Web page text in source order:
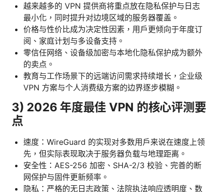
越来越多的 VPN 提供商将重点放在隐私保护与日志
最小化，同时提升对边境区域的服务器覆盖。
价格与性价比成为决定性因素，用户更倾向于年度订
阅、家庭计划与多设备支持。
零信任网络、设备级加密与本地化隐私保护成为额外
的卖点。
教育与工作场景下的远端访问需求持续增长，企业级
VPN 方案与个人消费级方案的边界逐步模糊。
3) 2026 年度最佳 VPN 的核心评测要
点
速度：WireGuard 的实现对多数用户来说在速度上领
先，但实际表现取决于服务器负载与地理距离。
安全性：AES-256 加密、SHA-2/3 校验、完善的断
网保护与固件更新频率。
隐私：严格的无日志政策、法院执法响应透明度、数